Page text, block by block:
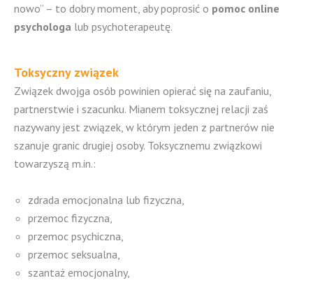
nowo” – to dobry moment, aby poprosić o pomoc online
psychologa lub psychoterapeutę.
Toksyczny związek
Związek dwojga osób powinien opierać się na zaufaniu,
partnerstwie i szacunku. Mianem toksycznej relacji zaś
nazywany jest związek, w którym jeden z partnerów nie
szanuje granic drugiej osoby. Toksycznemu związkowi
towarzyszą m.in.:
zdrada emocjonalna lub fizyczna,
przemoc fizyczna,
przemoc psychiczna,
przemoc seksualna,
szantaż emocjonalny,